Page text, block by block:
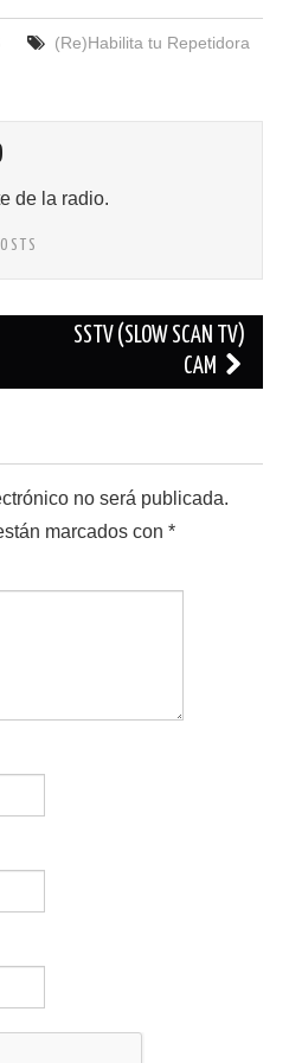
(Re)Habilita tu Repetidora
de la radio.
SSTV (SLOW SCAN TV)
CAM
no será publicada.
marcados con*